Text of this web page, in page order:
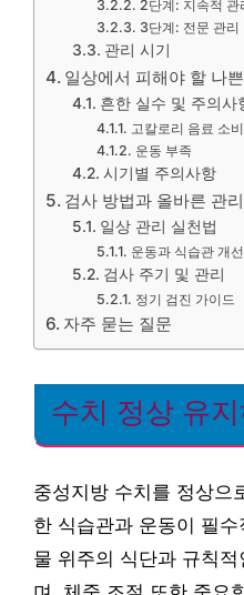
2단계: 지속적 관
3단계: 전문 관리
관리 시기
일상에서 피해야 할 나
흔한 실수 및 주의사
고칼로리 음료 소비
운동 부족
시기별 주의사항
검사 방법과 올바른 관
일상 관리 실천법
운동과 식습관 개선
검사 주기 및 관리
정기 검진 가이드
자주 묻는 질문
수치 정상 유
중성지방 수치를 정상으
한 식습관과 운동이 필
물 위주의 식단과 규칙